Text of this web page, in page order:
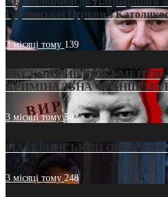
Грузинської Церкви з
3 місяці тому 139
ЕКСКЛЮЗИВ (ДОКУМЕНТИ)/
КРИМІНАЛЬНА ФРАНШИЗА
3 місяці тому542
МАТЕРИНСЬКИЙ ОМОРФОР
3 місяці тому248